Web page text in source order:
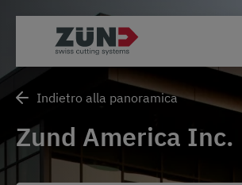
Indietro alla panoramica
Zund America Inc.